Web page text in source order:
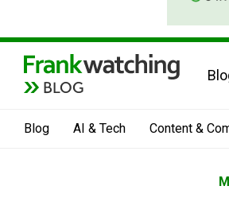
BLOG
Blog AI & Tech Content &
›